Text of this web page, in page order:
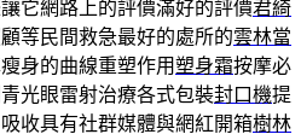
它網路上的評價滿好的評價君綺
等民間救急最好的處所的雲林當
身的曲線重塑作用塑身霜按摩必
光眼雷射治療各式包裝封口機提
收具有社群媒體與網紅開箱樹林